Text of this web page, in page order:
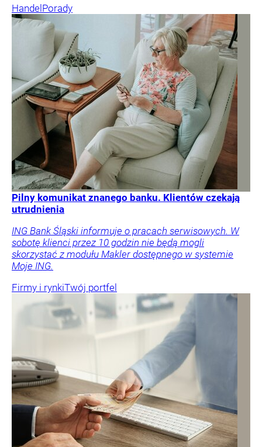
HandelPorady
Pilny komunikat znanego banku. Klientów czekają
utrudnienia
ING Bank Śląski informuje o pracach serwisowych. W
sobotę klienci przez 10 godzin nie będą mogli
skorzystać z modułu Makler dostępnego w systemie
Moje ING.
Firmy i rynkiTwój portfel